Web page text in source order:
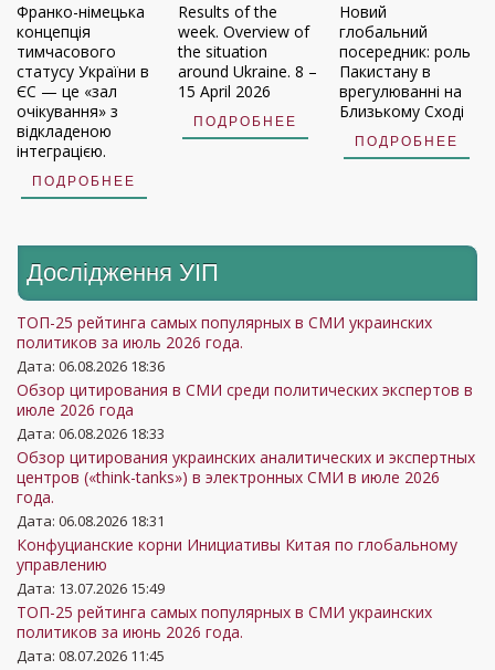
Франко-німецька
концепція
тимчасового
статусу України в
ЄС — це «зал
очікування» з
відкладеною
інтеграцією.
ПОДРОБНЕЕ
Results of the
week. Overview of
the situation
around Ukraine. 8 –
15 April 2026
ПОДРОБНЕЕ
Новий
глобальний
посередник: роль
Пакистану в
врегулюванні на
Близькому Сході
ПОДРОБНЕЕ
Дослідження УIП
ТОП-25 рейтинга самых популярных в СМИ украинских
политиков за июль 2026 года.
Дата: 06.08.2026 18:36
Обзор цитирования в СМИ среди политических экспертов в
июле 2026 года
Дата: 06.08.2026 18:33
Обзор цитирования украинских аналитических и экспертных
центров («think-tanks») в электронных СМИ в июле 2026
года.
Дата: 06.08.2026 18:31
Конфуцианские корни Инициативы Китая по глобальному
управлению
Дата: 13.07.2026 15:49
ТОП-25 рейтинга самых популярных в СМИ украинских
политиков за июнь 2026 года.
Дата: 08.07.2026 11:45